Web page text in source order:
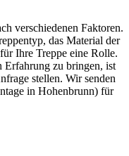
verschiedenen Faktoren.
das Material der
Ihre Treppe eine Rolle.
Erfahrung zu bringen, ist
stellen. Wir senden
in Hohenbrunn) für